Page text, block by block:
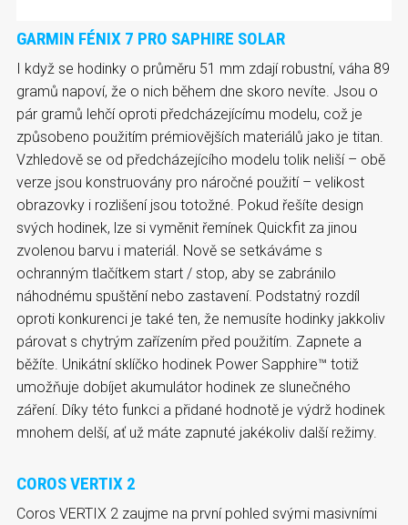
GARMIN FÉNIX 7 PRO SAPHIRE SOLAR
I když se hodinky o průměru 51 mm zdají robustní, váha 89
gramů napoví, že o nich během dne skoro nevíte. Jsou o
pár gramů lehčí oproti předcházejícímu modelu, což je
způsobeno použitím prémiovějších materiálů jako je titan.
Vzhledově se od předcházejícího modelu tolik neliší – obě
verze jsou konstruovány pro náročné použití – velikost
obrazovky i rozlišení jsou totožné. Pokud řešíte design
svých hodinek, lze si vyměnit řemínek Quickfit za jinou
zvolenou barvu i materiál. Nově se setkáváme s
ochranným tlačítkem start / stop, aby se zabránilo
náhodnému spuštění nebo zastavení. Podstatný rozdíl
oproti konkurenci je také ten, že nemusíte hodinky jakkoliv
párovat s chytrým zařízením před použitím. Zapnete a
běžíte. Unikátní sklíčko hodinek Power Sapphire™ totiž
umožňuje dobíjet akumulátor hodinek ze slunečného
záření. Díky této funkci a přidané hodnotě je výdrž hodinek
mnohem delší, ať už máte zapnuté jakékoliv další režimy.
COROS VERTIX 2
Coros VERTIX 2 zaujme na první pohled svými masivními